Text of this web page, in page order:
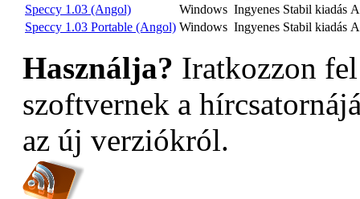
Speccy 1.03 (Angol)
Windows Ingyenes Stabil kiadás
Speccy 1.03 Portable (Angol) Windows Ingyenes Stabil kiadás
Használja? Iratkozzon
szoftvernek a
az új verziókról.